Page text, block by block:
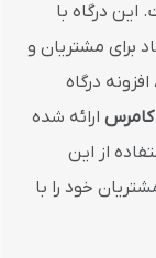
درگاه با
برای مشتریان و
، افزونه درگاه
کامرس ارائه شده
از این
خود را با